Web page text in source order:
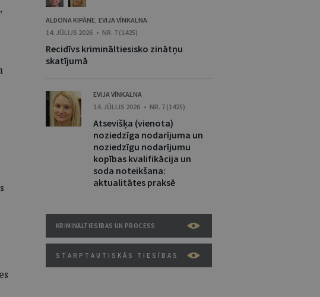
ALDONA KIPĀNE, EVIJA VĪNKALNA
14. JŪLIJS 2026 • NR. 7 (1425)
Recidīvs krimināltiesisko zinātņu
skatījumā
EVIJA VĪNKALNA
14. JŪLIJS 2026 • NR. 7 (1425)
Atsevišķa (vienota)
noziedzīga nodarījuma un
noziedzīgu nodarījumu
kopības kvalifikācija un
soda noteikšana:
aktualitātes praksē
KRIMINĀLTIESĪBAS UN PROCESS
STARPTAUTISKĀS TIESĪBAS